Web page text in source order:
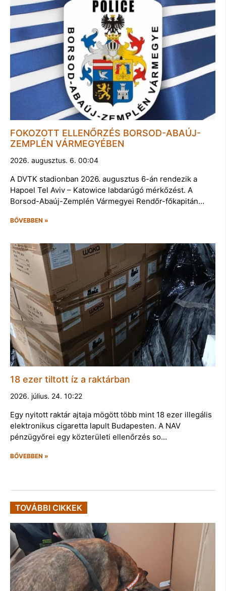
FOKOZOTT ELLENŐRZÉS BORSOD-ABAÚJ-
ZEMPLÉN VÁRMEGYÉBEN
2026. augusztus. 6. 00:04
A DVTK stadionban 2026. augusztus 6-án rendezik a
Hapoel Tel Aviv – Katowice labdarúgó mérkőzést. A
Borsod-Abaúj-Zemplén Vármegyei Rendőr-főkapitán…
BŐVEBBEN »
18 ezer tiltott íz a raktárban
2026. július. 24. 10:22
Egy nyitott raktár ajtaja mögött több mint 18 ezer illegális
elektronikus cigaretta lapult Budapesten. A NAV
pénzügyőrei egy közterületi ellenőrzés so…
BŐVEBBEN »
TOVÁBBI CIKKEK